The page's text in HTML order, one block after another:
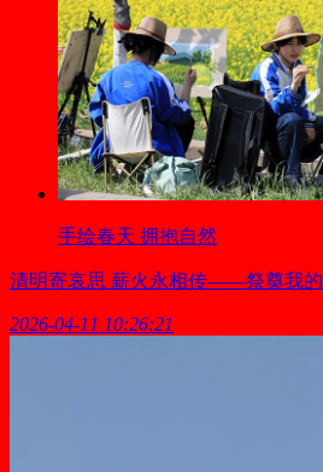
手绘春天 拥抱自然
清明寄哀思 薪火永相传——祭奠我
2026-04-11 10:26:21